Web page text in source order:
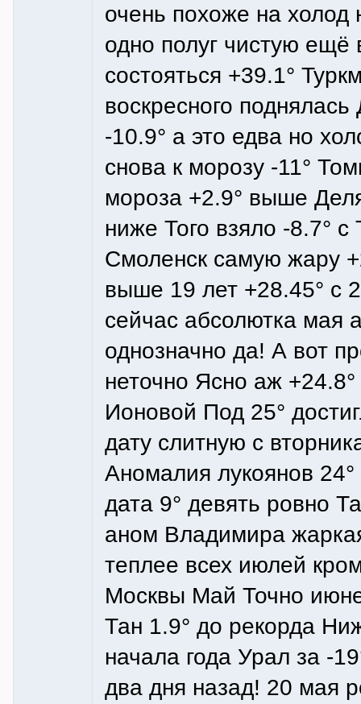
очень похоже на холод
одно полуг чистую ещё
состояться +39.1°
воскресного
-10.9° а это едва но
снова к морозу -11°
мороза +2.9° выше
ниже Того взяло -8.7°
Смоленск самую жару
выше 19 лет +28.45° с
сейчас абсолютка мая
однозначно да! А вот
неточно Ясно аж
Ионовой Под 25°
дату слитную с
Аномалия лукоянов
дата 9° девять ровно
аном Владимира
теплее всех июлей
Москвы Май Точно
Тан 1.9° до рекорда
начала года Урал за -
два дня назад! 20 мая